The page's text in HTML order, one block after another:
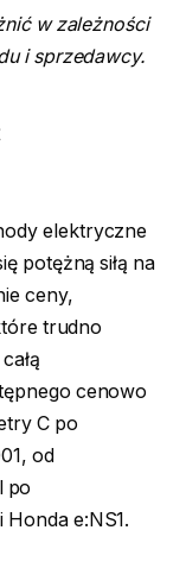
w zależności
i sprzedawcy.
elektryczne
potężną siłą na
ceny,
trudno
cenowo
C po
od
po
e:NS1.